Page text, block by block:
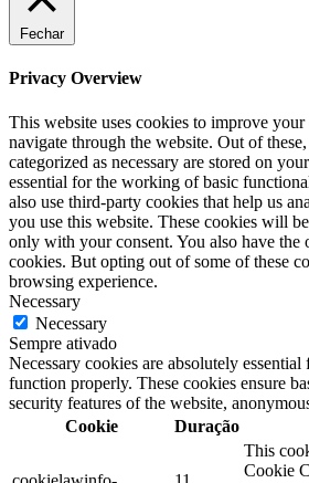
Fechar
Privacy Overview
This website uses cookies to improve
navigate through the website. Out of
categorized as necessary are stored on
essential for the working of basic
also use third-party cookies that help us
you use this website. These cookies will
only with your consent. You also have the
cookies. But opting out of some of these
browsing experience.
Necessary
Necessary
Sempre ativado
Necessary cookies are absolutely
function properly. These cookies ensure
security features of the website,
Cookie
Duração
This
Cookie